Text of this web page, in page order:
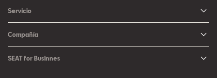
León
Promociones
Fichas Técnicas
Ubica tu Concesionaria SEAT
Servicio
Promociones Servicio SEAT
Compañía
SEAT for Businnes